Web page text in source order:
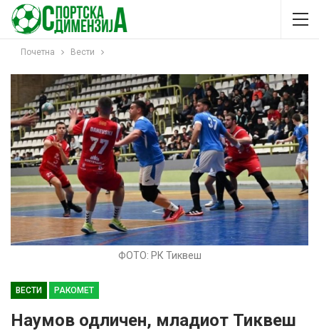
Почетна Вести
ФОТО: РК Тиквеш
ВЕСТИ РАКОМЕТ
Наумов одличен, младиот Тиквеш